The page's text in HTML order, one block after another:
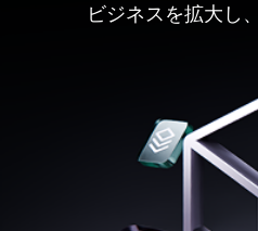
ビジネスを拡大し